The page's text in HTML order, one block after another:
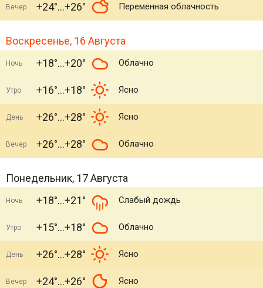
Вечер +24° +26° Переменная облачность
Воскресенье, 16 Августа
Ночь +18° +20° Облачно
Утро +16° +18° Ясно
День +26° +28° Ясно
Вечер +26° +28° Облачно
Понедельник, 17 Августа
Ночь +18° +21° Слабый дождь
Утро +15° +18° Облачно
День +26° +28° Ясно
Вечер +24° +26° Ясно